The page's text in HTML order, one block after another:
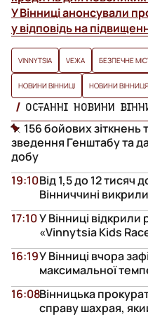
У Вінниці анонсували
у відповідь на
VINNYTSIA VЕЖА БЕЗПЕЧНЕ
НОВИНИ ВІННИЦІ НОВИНИ ВІННИЦЯ
ОСТАННІ НОВИНИ
156 бойових зіткнень
зведення Генштабу та
добу
Від 1,5 до 12 тисяч
Вінниччині
19:10
У Вінниці відкрили
«Vinnytsia Kids
17:10
У Вінниці вчора
максимальної
16:19
Вінницька
справу шахрая,
16:08